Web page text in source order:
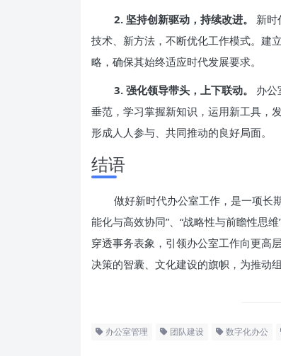
2. 坚持创新驱动，持续改进。
新时
技术、新方法，不断优化工作模式。建
略，确保其始终适应时代发展要求。
3. 强化领导带头，上下联动。
办公
垂范，学习掌握新知识，运用新工具，
形成人人参与、共同推动的良好局面。
结语
做好新时代办公室工作，是一项长
能化与高效协同”、“战略性与前瞻性思
穿透事务表象，引领办公室工作向更高
决策的智囊、文化建设的旗帜，为推动
办公室管理 团队建设 数字化办公